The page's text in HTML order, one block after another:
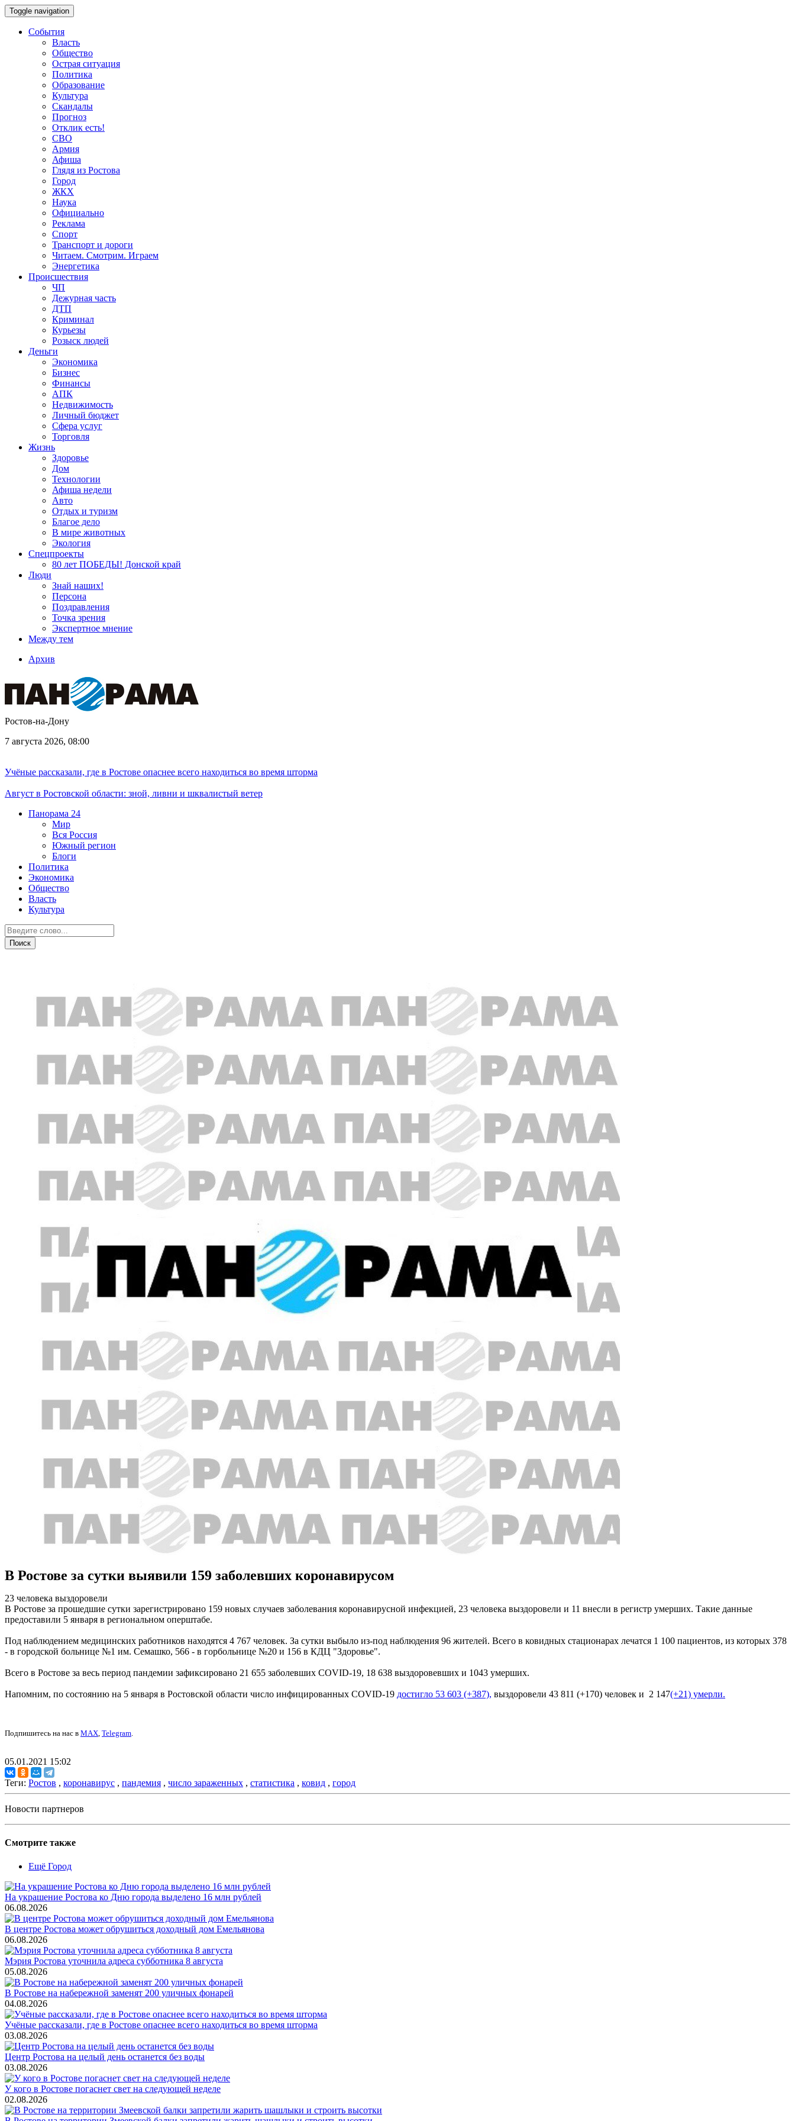
Toggle navigation
События
Власть
Общество
Острая ситуация
Политика
Образование
Культура
Скандалы
Прогноз
Отклик есть!
СВО
Армия
Афиша
Глядя из Ростова
Город
ЖКХ
Наука
Официально
Реклама
Спорт
Транспорт и дороги
Читаем. Смотрим. Играем
Энергетика
Происшествия
ЧП
Дежурная часть
ДТП
Криминал
Курьезы
Розыск людей
Деньги
Экономика
Бизнес
Финансы
АПК
Недвижимость
Личный бюджет
Сфера услуг
Торговля
Жизнь
Здоровье
Дом
Технологии
Афиша недели
Авто
Отдых и туризм
Благое дело
В мире животных
Экология
Спецпроекты
80 лет ПОБЕДЫ! Донской край
Люди
Знай наших!
Персона
Поздравления
Точка зрения
Экспертное мнение
Между тем
Архив
Ростов-на-Дону
7 августа 2026, 08:00
Учёные рассказали, где в Ростове опаснее всего находиться во время шторма
Август в Ростовской области: зной, ливни и шквалистый ветер
Панорама 24
Мир
Вся Россия
Южный регион
Блоги
Политика
Экономика
Общество
Власть
Культура
В Ростове за сутки выявили 159 заболевших коронавирусом
23 человека выздоровели
В Ростове за прошедшие сутки зарегистрировано 159 новых случаев заболевания коронавирусной инфекцией, 23 человека выздоровели и 11 внесли в регистр умерших. Такие данные
предоставили 5 января в региональном оперштабе.
Под наблюдением медицинских работников находятся 4 767 человек. За сутки выбыло из-под наблюдения 96 жителей. Всего в ковидных стационарах лечатся 1 100 пациентов, из которых 378
- в городской больнице №1 им. Семашко, 566 - в горбольнице №20 и 156 в КДЦ "Здоровье".
Всего в Ростове за весь период пандемии зафиксировано 21 655 заболевших COVID-19, 18 638 выздоровевших и 1043 умерших.
Напомним, по состоянию на 5 января в Ростовской области число инфицированных COVID-19 достигло 53 603 (+387), выздоровели 43 811 (+170) человек и 2 147(+21) умерли.
Подпишитесь на нас в MAX, Telegram.
05.01.2021 15:02
Теги: Ростов , коронавирус , пандемия , число зараженных , статистика , ковид , город
Новости партнеров
Смотрите также
Ещё Город
На украшение Ростова ко Дню города выделено 16 млн рублей
06.08.2026
В центре Ростова может обрушиться доходный дом Емельянова
06.08.2026
Мэрия Ростова уточнила адреса субботника 8 августа
05.08.2026
В Ростове на набережной заменят 200 уличных фонарей
04.08.2026
Учёные рассказали, где в Ростове опаснее всего находиться во время шторма
03.08.2026
Центр Ростова на целый день останется без воды
03.08.2026
У кого в Ростове погаснет свет на следующей неделе
02.08.2026